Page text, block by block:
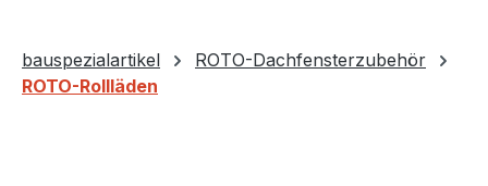
bauspezialartikel
ROTO-Dachfensterzubehör
ROTO-Rollläden